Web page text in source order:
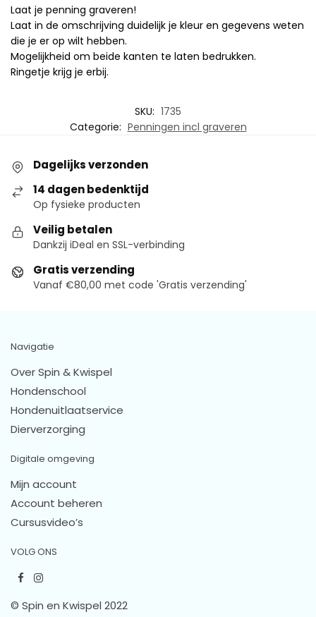
Laat je penning graveren!
Laat in de omschrijving duidelijk je kleur en gegevens weten
die je er op wilt hebben.
Mogelijkheid om beide kanten te laten bedrukken.
Ringetje krijg je erbij.
SKU: 1735
Categorie: Penningen incl graveren
Dagelijks verzonden
14 dagen bedenktijd
Op fysieke producten
Veilig betalen
Dankzij iDeal en SSL-verbinding
Gratis verzending
Vanaf €80,00 met code 'Gratis verzending'
Navigatie
Over Spin & Kwispel
Hondenschool
Hondenuitlaatservice
Dierverzorging
Digitale omgeving
Mijn account
Account beheren
Cursusvideo’s
VOLG ONS
© Spin en Kwispel 2022